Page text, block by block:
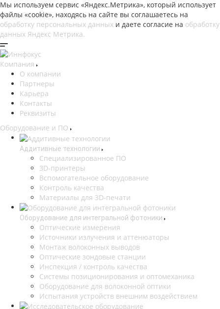
Мы используем сервис «Яндекс.Метрика», который использует
файлы «cookie», находясь на сайте вы соглашаетесь на
обработку персональных данных и даете согласие на обработку
данных Яндекс Метрика.
Компания
О компании
Партнеры
Карьера
Контакты
Реквизиты
Оборудование и ПО
Аддитивные технологии
Специализированное ПО
3D-принтеры
Вспомогательное оборудование
Контроль качества
Материалы для 3D-печати
Оборудование для интегральной фотоники
Оптические измерения
Источники излучения и аттенюаторы
Монтаж волоконных выводов
Оптические зондовые станции
Инспекция / контроль качества
Системы позиционирования и оптомеханика
Оборудование для волоконной оптики
Испытания устройств внешним воздействием